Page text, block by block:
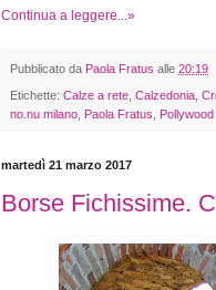
Continua a leggere...»
Pubblicato da Paola Fratus alle 20:19
Etichette: Calze a rete Calzedonia
no.nu milano Paola Fratus
martedì 21 marzo 2017
Borse Fichissime.